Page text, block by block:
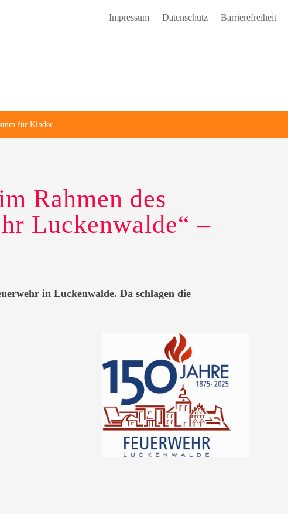
Impressum Datenschutz Barrierefreiheit
für Kinder
Rahmen des
Luckenwalde“ –
in Luckenwalde. Da schlagen die